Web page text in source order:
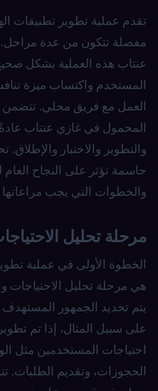
تقدم عملية تطوير تطبيقات
مفصلة تتكون من عدة مراحل.
عنتاب هذه العملية بشكل
المستخدم واكتساب ميزة
العمل مع فريق محلي. تتضمن
المحمول في غازي عنتاب
والتطوير والاختبار
حاسمة تؤثر على النجاح
والخطوات التي يجب
مرحلة تحليل
الخطوة الأولى في عملية
هي مرحلة تحليل الاحتياجات
يتم تحديد الجمهور المستهدف
على سبيل المثال، إذا تم
احتياجات المستخدمين مثل
الحجوزات، وتقديم الطلبات.